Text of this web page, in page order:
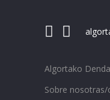
Algortako
Sobre